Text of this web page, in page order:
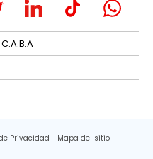
Privacidad Mapa del sitio